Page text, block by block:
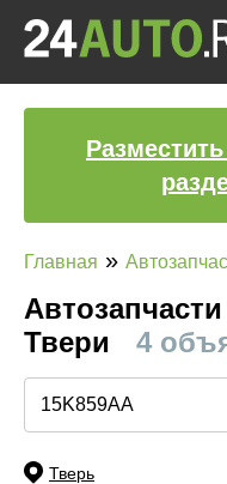
Главная »
Твери
4
Тверь